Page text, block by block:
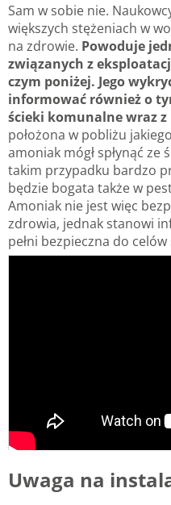
Sam w sobie nie.
większych stężeniach w
na zdrowie. Powoduje
związanych z
czym poniżej. Jego
informować również o
ścieki komunalne wraz
położona w pobliżu
amoniak mógł spłynąć ze
takim przypadku bardzo
będzie bogata także w
Amoniak nie jest więc
zdrowia, jednak stanowi
pełni bezpieczna do
Uwaga na